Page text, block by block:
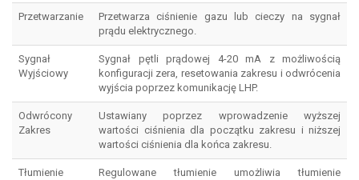
Przetwarzanie
Przetwarza ciśnienie gazu lub cieczy na sygnał
prądu elektrycznego.
Sygnał
Wyjściowy
Sygnał pętli prądowej 4-20 mA z możliwością
konfiguracji zera, resetowania zakresu i odwrócenia
wyjścia poprzez komunikację LHP.
Odwrócony
Zakres
Ustawiany poprzez wprowadzenie wyższej
wartości ciśnienia dla początku zakresu i niższej
wartości ciśnienia dla końca zakresu.
Tłumienie
Regulowane tłumienie umożliwia tłumienie